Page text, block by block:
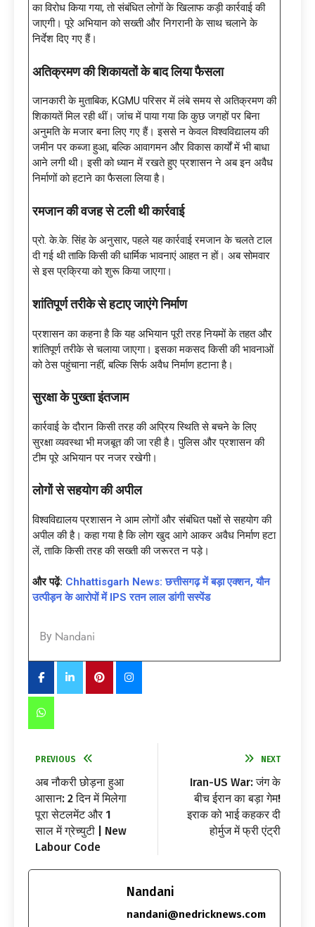
का विरोध किया गया, तो संबंधित लोगों के खिलाफ कड़ी कार्रवाई की
जाएगी। पूरे अभियान को सख्ती और निगरानी के साथ चलाने के
निर्देश दिए गए हैं।
अतिक्रमण की शिकायतों के बाद लिया फैसला
जानकारी के मुताबिक, KGMU परिसर में लंबे समय से अतिक्रमण की
शिकायतें मिल रही थीं। जांच में पाया गया कि कुछ जगहों पर बिना
अनुमति के मजार बना लिए गए हैं। इससे न केवल विश्वविद्यालय की
जमीन पर कब्जा हुआ, बल्कि आवागमन और विकास कार्यों में भी बाधा
आने लगी थी। इसी को ध्यान में रखते हुए प्रशासन ने अब इन अवैध
निर्माणों को हटाने का फैसला लिया है।
रमजान की वजह से टली थी कार्रवाई
प्रो. के.के. सिंह के अनुसार, पहले यह कार्रवाई रमजान के चलते टाल
दी गई थी ताकि किसी की धार्मिक भावनाएं आहत न हों। अब सोमवार
से इस प्रक्रिया को शुरू किया जाएगा।
शांतिपूर्ण तरीके से हटाए जाएंगे निर्माण
प्रशासन का कहना है कि यह अभियान पूरी तरह नियमों के तहत और
शांतिपूर्ण तरीके से चलाया जाएगा। इसका मकसद किसी की भावनाओं
को ठेस पहुंचाना नहीं, बल्कि सिर्फ अवैध निर्माण हटाना है।
सुरक्षा के पुख्ता इंतजाम
कार्रवाई के दौरान किसी तरह की अप्रिय स्थिति से बचने के लिए
सुरक्षा व्यवस्था भी मजबूत की जा रही है। पुलिस और प्रशासन की
टीम पूरे अभियान पर नजर रखेगी।
लोगों से सहयोग की अपील
विश्वविद्यालय प्रशासन ने आम लोगों और संबंधित पक्षों से सहयोग की
अपील की है। कहा गया है कि लोग खुद आगे आकर अवैध निर्माण हटा
लें, ताकि किसी तरह की सख्ती की जरूरत न पड़े।
और पढ़ें: Chhattisgarh News: छत्तीसगढ़ में बड़ा एक्शन, यौन
उत्पीड़न के आरोपों में IPS रतन लाल डांगी सस्पेंड
By Nandani
PREVIOUS
अब नौकरी छोड़ना हुआ
आसान: 2 दिन में मिलेगा
पूरा सेटलमेंट और 1
साल में ग्रेच्युटी | New
Labour Code
NEXT
Iran-US War: जंग के
बीच ईरान का बड़ा गेम!
इराक को भाई कहकर दी
होर्मुज में फ्री एंट्री
Nandani
nandani@nedricknews.com